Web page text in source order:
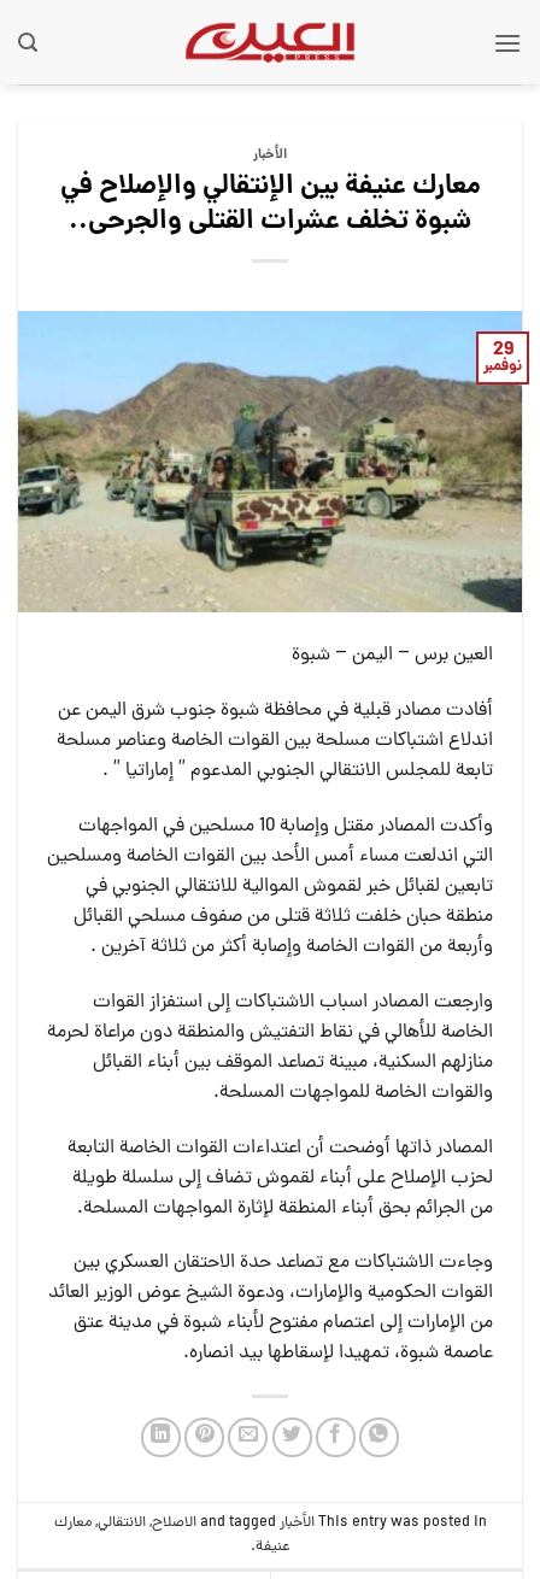
الأخبار
معارك عنيفة بين الإنتقالي والإصلاح في
شبوة تخلف عشرات القتلى والجرحى..
29
نوفمبر
العين برس – اليمن – شبوة
أفادت مصادر قبلية في محافظة شبوة جنوب شرق اليمن عن
اندلاع اشتباكات مسلحة بين القوات الخاصة وعناصر مسلحة
تابعة للمجلس الانتقالي الجنوبي المدعوم ” إماراتيا ” .
وأكدت المصادر مقتل وإصابة 10 مسلحين في المواجهات
التي اندلعت مساء أمس الأحد بين القوات الخاصة ومسلحين
تابعين لقبائل خبر لقموش الموالية للانتقالي الجنوبي في
منطقة حبان خلفت ثلاثة قتلى من صفوف مسلحي القبائل
وأربعة من القوات الخاصة وإصابة أكثر من ثلاثة آخرين .
وارجعت المصادر اسباب الاشتباكات إلى استفزاز القوات
الخاصة للأهالي في نقاط التفتيش والمنطقة دون مراعاة لحرمة
منازلهم السكنية، مبينة تصاعد الموقف بين أبناء القبائل
والقوات الخاصة للمواجهات المسلحة.
المصادر ذاتها أوضحت أن اعتداءات القوات الخاصة التابعة
لحزب الإصلاح على أبناء لقموش تضاف إلى سلسلة طويلة
من الجرائم بحق أبناء المنطقة لإثارة المواجهات المسلحة.
وجاءت الاشتباكات مع تصاعد حدة الاحتقان العسكري بين
القوات الحكومية والإمارات، ودعوة الشيخ عوض الوزير العائد
من الإمارات إلى اعتصام مفتوح لأبناء شبوة في مدينة عتق
عاصمة شبوة، تمهيدا لإسقاطها بيد انصاره.
This entry was posted inالأخبار الاصلاح,الانتقالي,معارك
عنيفة.